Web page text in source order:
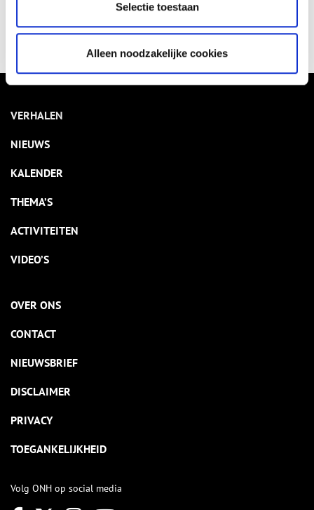
Selectie toestaan
Alleen noodzakelijke cookies
VERHALEN
NIEUWS
KALENDER
THEMA’S
ACTIVITEITEN
VIDEO’S
OVER ONS
CONTACT
NIEUWSBRIEF
DISCLAIMER
PRIVACY
TOEGANKELIJKHEID
Volg ONH op social media